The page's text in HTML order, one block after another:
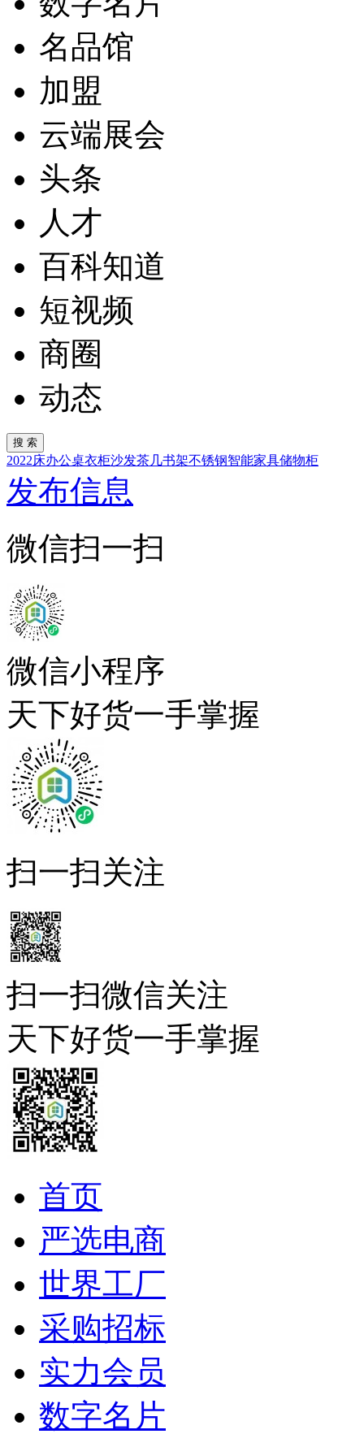
名品馆
加盟
云端展会
头条
人才
百科知道
短视频
商圈
动态
2022床办公桌衣柜沙发茶几书架不锈钢智能家具储物柜
发布信息
微信扫一扫
微信小程序
天下好货一手掌握
扫一扫关注
扫一扫微信关注
天下好货一手掌握
首页
严选电商
世界工厂
采购招标
实力会员
数字名片